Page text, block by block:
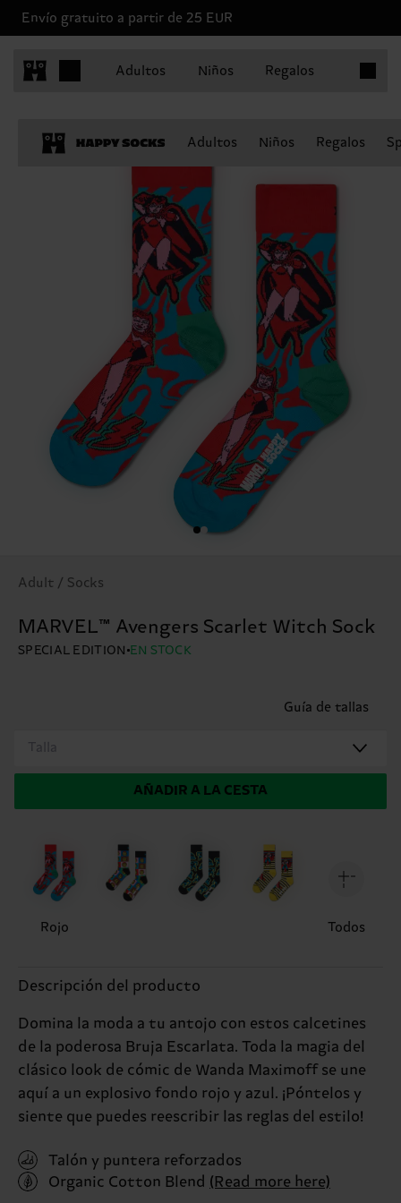
Envío gratuito a partir de 25 EUR
Adultos Niños Regalos
Adultos Niños Regalos
Adult / Socks
MARVEL™ Avengers Scarlet Witch Sock
SPECIAL EDITION EN STOCK
Guía de tallas
Talla
AÑADIR A LA CESTA
Rojo Todos
Descripción del producto
Domina la moda a tu antojo con estos calcetines
de la poderosa Bruja Escarlata. Toda la magia del
clásico look de cómic de Wanda Maximoff se une
aquí a un explosivo fondo rojo y azul. ¡Póntelos y
siente que puedes reescribir las reglas del estilo!
Talón y puntera reforzados
Organic Cotton Blend (Read more here)